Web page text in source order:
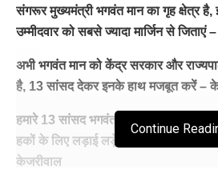
संगरूर मुख्यमंत्री भगवंत मान का गृह क्षेत्र
उम्मीदवार को सबसे ज्यादा मार्जिन से जिताएं
अभी भगवंत मान को केंद्र सरकार और
है, 13 सांसद देकर इनके हाथ मजबूत करें –
हमारे 13 सांसद भगवंत मान के साथ मिलकर
हकों के लिए लड़ाई लड़ेंगे और सभी बकाया फंड
केजरीवाल
Continue